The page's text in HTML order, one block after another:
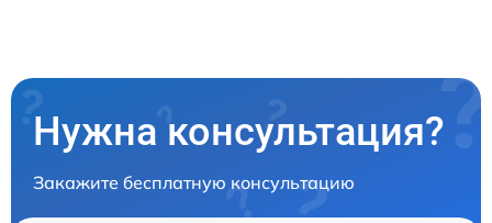
Нужна консультация?
Закажите бесплатную консультацию